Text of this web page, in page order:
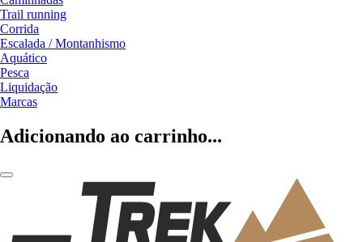
Trail running
Corrida
Escalada / Montanhismo
Aquático
Pesca
Liquidação
Marcas
Adicionando ao carrinho...